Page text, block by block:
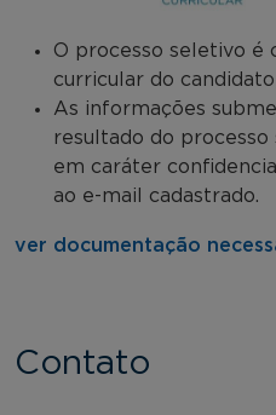
O processo seletivo é
curricular do
As informações
resultado do
em caráter
ao e-mail cadastrado.
ver documentação
Contato